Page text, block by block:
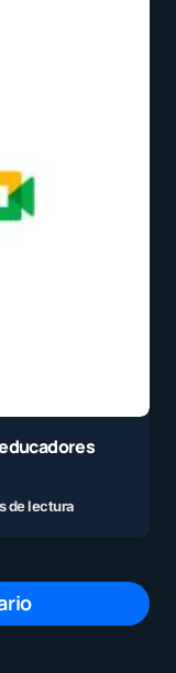
de lectura